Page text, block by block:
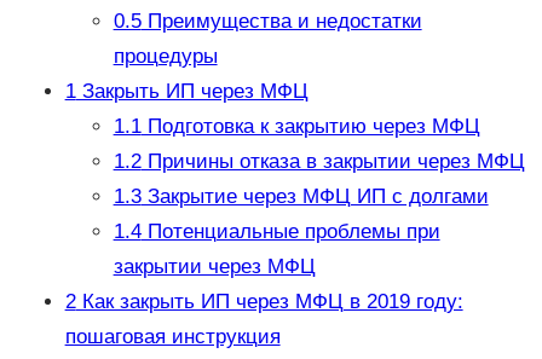
0.5Преимущества и недостатки
процедуры
1Закрыть ИП через МФЦ
1.1Подготовка к закрытию через МФЦ
1.2Причины отказа в закрытии через МФЦ
1.3Закрытие через МФЦ ИП с долгами
1.4Потенциальные проблемы при
закрытии через МФЦ
2Как закрыть ИП через МФЦ в 2019 году:
пошаговая инструкция